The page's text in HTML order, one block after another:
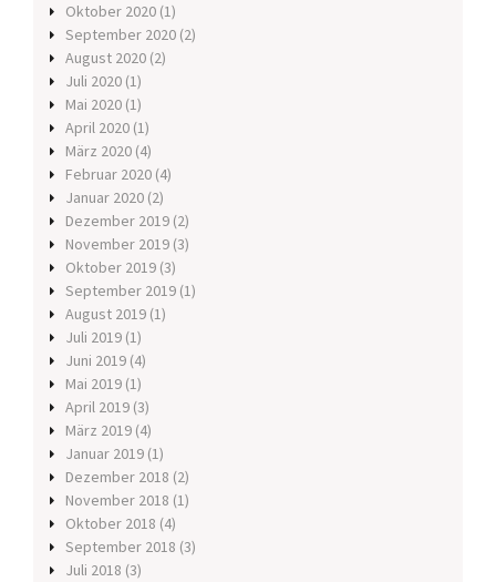
Oktober 2020 (1)
September 2020 (2)
August 2020 (2)
Juli 2020 (1)
Mai 2020 (1)
April 2020 (1)
März 2020 (4)
Februar 2020 (4)
Januar 2020 (2)
Dezember 2019 (2)
November 2019 (3)
Oktober 2019 (3)
September 2019 (1)
August 2019 (1)
Juli 2019 (1)
Juni 2019 (4)
Mai 2019 (1)
April 2019 (3)
März 2019 (4)
Januar 2019 (1)
Dezember 2018 (2)
November 2018 (1)
Oktober 2018 (4)
September 2018 (3)
Juli 2018 (3)